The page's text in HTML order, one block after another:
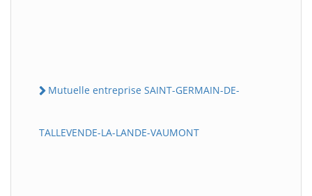
Mutuelle entreprise SAINT-GERMAIN-DE-
TALLEVENDE-LA-LANDE-VAUMONT